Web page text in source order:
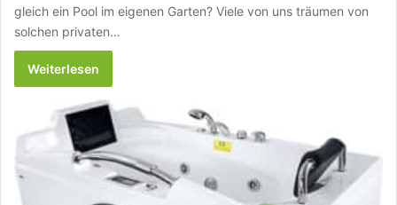
gleich ein Pool im eigenen Garten? Viele von uns träumen von
solchen privaten…
Weiterlesen